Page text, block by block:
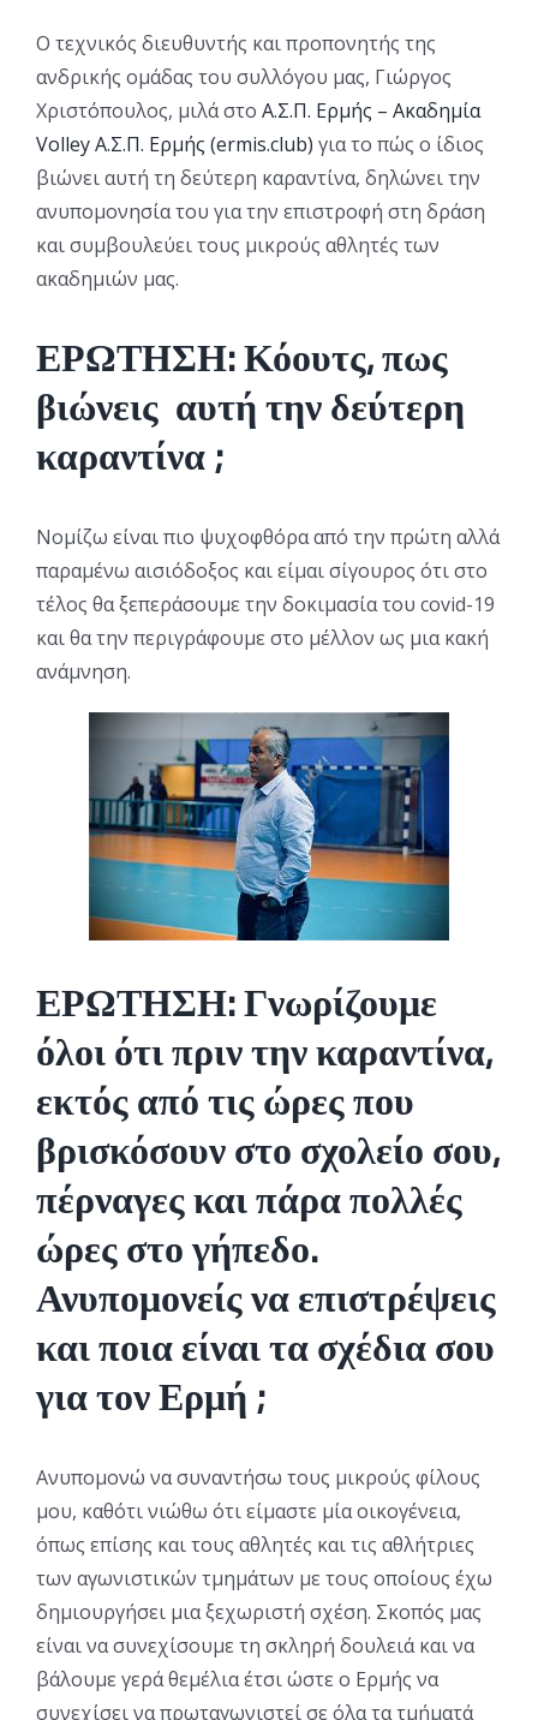
Ο τεχνικός διευθυντής και προπονητής της
ανδρικής ομάδας του συλλόγου μας, Γιώργος
Χριστόπουλος, μιλά στο Α.Σ.Π. Ερμής – Ακαδημία
Volley Α.Σ.Π. Ερμής (ermis.club) για το πώς ο ίδιος
βιώνει αυτή τη δεύτερη καραντίνα, δηλώνει την
ανυπομονησία του για την επιστροφή στη δράση
και συμβουλεύει τους μικρούς αθλητές των
ακαδημιών μας.
ΕΡΩΤΗΣΗ: Κόουτς, πως
βιώνεις αυτή την δεύτερη
καραντίνα ;
Νομίζω είναι πιο ψυχοφθόρα από την πρώτη αλλά
παραμένω αισιόδοξος και είμαι σίγουρος ότι στο
τέλος θα ξεπεράσουμε την δοκιμασία του covid-19
και θα την περιγράφουμε στο μέλλον ως μια κακή
ανάμνηση.
ΕΡΩΤΗΣΗ: Γνωρίζουμε
όλοι ότι πριν την καραντίνα,
εκτός από τις ώρες που
βρισκόσουν στο σχολείο σου,
πέρναγες και πάρα πολλές
ώρες στο γήπεδο.
Ανυπομονείς να επιστρέψεις
και ποια είναι τα σχέδια σου
για τον Ερμή ;
Ανυπομονώ να συναντήσω τους μικρούς φίλους
μου, καθότι νιώθω ότι είμαστε μία οικογένεια,
όπως επίσης και τους αθλητές και τις αθλήτριες
των αγωνιστικών τμημάτων με τους οποίους έχω
δημιουργήσει μια ξεχωριστή σχέση. Σκοπός μας
είναι να συνεχίσουμε τη σκληρή δουλειά και να
βάλουμε γερά θεμέλια έτσι ώστε ο Ερμής να
συνεχίσει να πρωταγωνιστεί σε όλα τα τμήματά